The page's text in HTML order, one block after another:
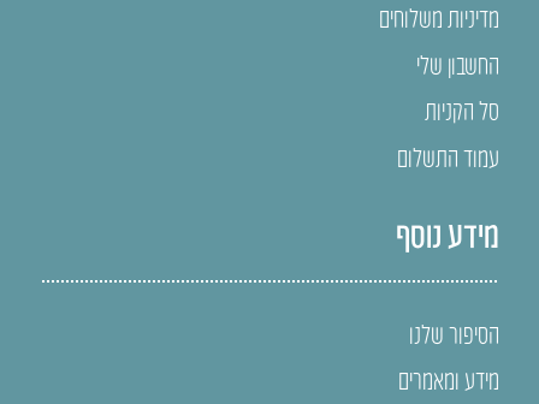
מדיניות משלוחים
החשבון שלי
סל הקניות
עמוד התשלום
מידע נוסף
הסיפור שלנו
מידע ומאמרים